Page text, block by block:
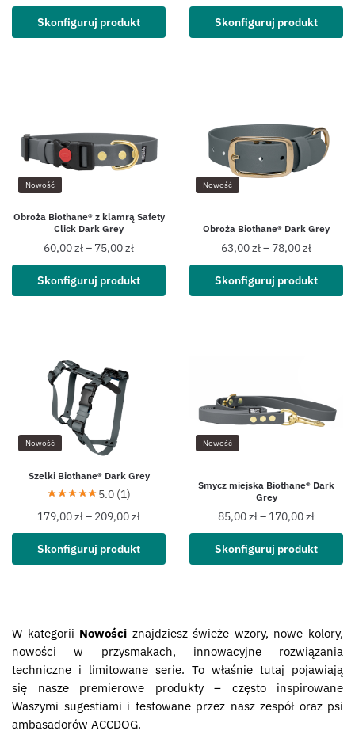
Skonfiguruj produkt Skonfiguruj produkt
Nowość
Obroża Biothane® z klamrą Safety
Click Dark Grey
60,00zł– 75,00zł
Skonfiguruj produkt
Nowość
Obroża Biothane® Dark Grey
63,00zł– 78,00zł
Skonfiguruj produkt
Nowość
Szelki Biothane® Dark Grey
5.0 (1)
179,00zł– 209,00zł
Skonfiguruj produkt
Nowość
Smycz miejska Biothane® Dark
Grey
85,00zł– 170,00zł
Skonfiguruj produkt
W kategorii Nowości znajdziesz świeże wzory, nowe kolory,
nowości w przysmakach, innowacyjne rozwiązania
techniczne i limitowane serie. To właśnie tutaj pojawiają
się nasze premierowe produkty – często inspirowane
Waszymi sugestiami i testowane przez nasz zespół oraz psi
ambasadorów ACCDOG.